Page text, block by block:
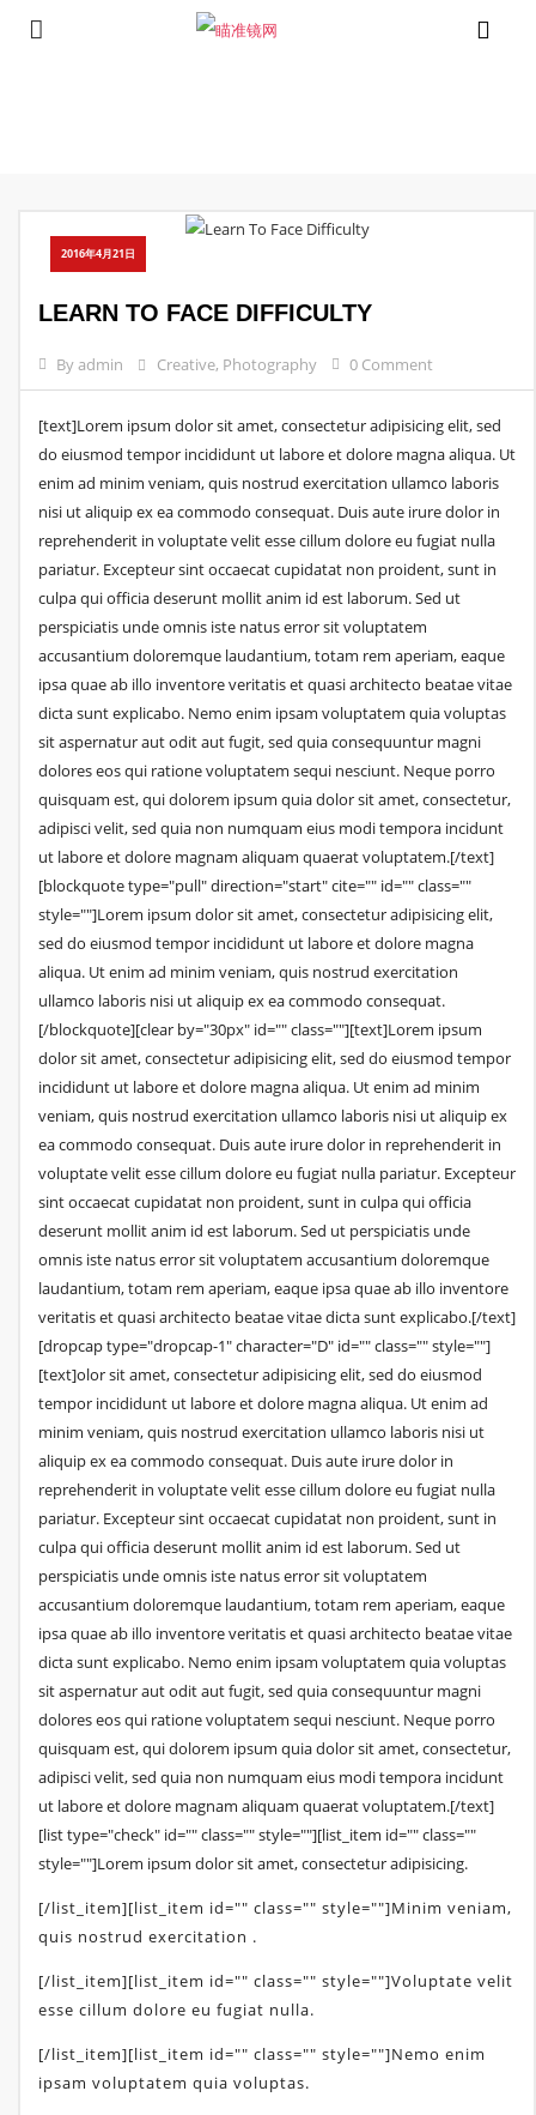
2016年4月21日
LEARN TO FACE DIFFICULTY
By admin Creative, Photography 0 Comment
[text]Lorem ipsum dolor sit amet, consectetur adipisicing elit, sed
do eiusmod tempor incididunt ut labore et dolore magna aliqua. Ut
enim ad minim veniam, quis nostrud exercitation ullamco laboris
nisi ut aliquip ex ea commodo consequat. Duis aute irure dolor in
reprehenderit in voluptate velit esse cillum dolore eu fugiat nulla
pariatur. Excepteur sint occaecat cupidatat non proident, sunt in
culpa qui officia deserunt mollit anim id est laborum. Sed ut
perspiciatis unde omnis iste natus error sit voluptatem
accusantium doloremque laudantium, totam rem aperiam, eaque
ipsa quae ab illo inventore veritatis et quasi architecto beatae vitae
dicta sunt explicabo. Nemo enim ipsam voluptatem quia voluptas
sit aspernatur aut odit aut fugit, sed quia consequuntur magni
dolores eos qui ratione voluptatem sequi nesciunt. Neque porro
quisquam est, qui dolorem ipsum quia dolor sit amet, consectetur,
adipisci velit, sed quia non numquam eius modi tempora incidunt
ut labore et dolore magnam aliquam quaerat voluptatem.[/text]
[blockquote type="pull" direction="start" cite="" id="" class=""
style=""]Lorem ipsum dolor sit amet, consectetur adipisicing elit,
sed do eiusmod tempor incididunt ut labore et dolore magna
aliqua. Ut enim ad minim veniam, quis nostrud exercitation
ullamco laboris nisi ut aliquip ex ea commodo consequat.
[/blockquote][clear by="30px" id="" class=""][text]Lorem ipsum
dolor sit amet, consectetur adipisicing elit, sed do eiusmod tempor
incididunt ut labore et dolore magna aliqua. Ut enim ad minim
veniam, quis nostrud exercitation ullamco laboris nisi ut aliquip ex
ea commodo consequat. Duis aute irure dolor in reprehenderit in
voluptate velit esse cillum dolore eu fugiat nulla pariatur. Excepteur
sint occaecat cupidatat non proident, sunt in culpa qui officia
deserunt mollit anim id est laborum. Sed ut perspiciatis unde
omnis iste natus error sit voluptatem accusantium doloremque
laudantium, totam rem aperiam, eaque ipsa quae ab illo inventore
veritatis et quasi architecto beatae vitae dicta sunt explicabo.[/text]
[dropcap type="dropcap-1" character="D" id="" class="" style=""]
[text]olor sit amet, consectetur adipisicing elit, sed do eiusmod
tempor incididunt ut labore et dolore magna aliqua. Ut enim ad
minim veniam, quis nostrud exercitation ullamco laboris nisi ut
aliquip ex ea commodo consequat. Duis aute irure dolor in
reprehenderit in voluptate velit esse cillum dolore eu fugiat nulla
pariatur. Excepteur sint occaecat cupidatat non proident, sunt in
culpa qui officia deserunt mollit anim id est laborum. Sed ut
perspiciatis unde omnis iste natus error sit voluptatem
accusantium doloremque laudantium, totam rem aperiam, eaque
ipsa quae ab illo inventore veritatis et quasi architecto beatae vitae
dicta sunt explicabo. Nemo enim ipsam voluptatem quia voluptas
sit aspernatur aut odit aut fugit, sed quia consequuntur magni
dolores eos qui ratione voluptatem sequi nesciunt. Neque porro
quisquam est, qui dolorem ipsum quia dolor sit amet, consectetur,
adipisci velit, sed quia non numquam eius modi tempora incidunt
ut labore et dolore magnam aliquam quaerat voluptatem.[/text]
[list type="check" id="" class="" style=""][list_item id="" class=""
style=""]Lorem ipsum dolor sit amet, consectetur adipisicing.
[/list_item][list_item id="" class="" style=""]Minim veniam,
quis nostrud exercitation .
[/list_item][list_item id="" class="" style=""]Voluptate velit
esse cillum dolore eu fugiat nulla.
[/list_item][list_item id="" class="" style=""]Nemo enim
ipsam voluptatem quia voluptas.